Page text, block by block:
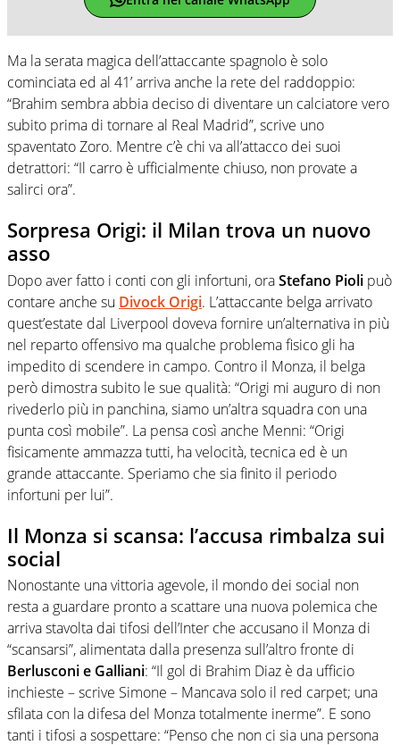
Ma la serata magica dell’attaccante spagnolo è solo
cominciata ed al 41’ arriva anche la rete del raddoppio:
“Brahim sembra abbia deciso di diventare un calciatore vero
subito prima di tornare al Real Madrid”, scrive uno
spaventato Zoro. Mentre c’è chi va all’attacco dei suoi
detrattori: “Il carro è ufficialmente chiuso, non provate a
salirci ora”.
Sorpresa Origi: il Milan trova un nuovo
asso
Dopo aver fatto i conti con gli infortuni, oraStefano Pioli può
contare anche su Divock Origi. L’attaccante belga arrivato
quest’estate dal Liverpool doveva fornire un’alternativa in più
nel reparto offensivo ma qualche problema fisico gli ha
impedito di scendere in campo. Contro il Monza, il belga
però dimostra subito le sue qualità: “Origi mi auguro di non
rivederlo più in panchina, siamo un’altra squadra con una
punta così mobile”. La pensa così anche Menni: “Origi
fisicamente ammazza tutti, ha velocità, tecnica ed è un
grande attaccante. Speriamo che sia finito il periodo
infortuni per lui”.
Il Monza si scansa: l’accusa rimbalza sui
social
Nonostante una vittoria agevole, il mondo dei social non
resta a guardare pronto a scattare una nuova polemica che
arriva stavolta dai tifosi dell’Inter che accusano il Monza di
“scansarsi”, alimentata dalla presenza sull’altro fronte di
Berlusconi e Galliani: “Il gol di Brahim Diaz è da ufficio
inchieste – scrive Simone – Mancava solo il red carpet; una
sfilata con la difesa del Monza totalmente inerme”. E sono
tanti i tifosi a sospettare: “Penso che non ci sia una persona